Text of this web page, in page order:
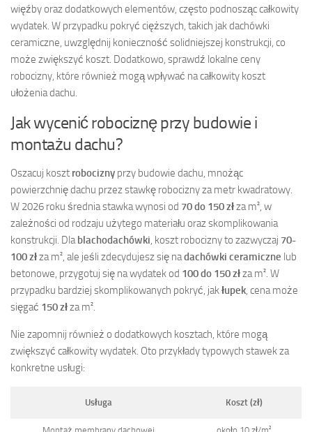
więźby oraz dodatkowych elementów, często podnosząc całkowity
wydatek. W przypadku pokryć cięższych, takich jak dachówki
ceramiczne, uwzględnij konieczność solidniejszej konstrukcji, co
może zwiększyć koszt. Dodatkowo, sprawdź lokalne ceny
robocizny, które również mogą wpływać na całkowity koszt
ułożenia dachu.
Jak wycenić robociznę przy budowie i
montażu dachu?
Oszacuj koszt robocizny przy budowie dachu, mnożąc
powierzchnię dachu przez stawkę robocizny za metr kwadratowy.
W 2026 roku średnia stawka wynosi od 70 do 150 złza m², w
zależności od rodzaju użytego materiału oraz skomplikowania
konstrukcji. Dlablachodachówki, koszt robocizny to zazwyczaj 70-
100 złza m², ale jeśli zdecydujesz się nadachówki ceramiczne lub
betonowe, przygotuj się na wydatek od 100 do 150 złza m². W
przypadku bardziej skomplikowanych pokryć, jakłupek, cena może
sięgać 150 złza m².
Nie zapomnij również o dodatkowych kosztach, które mogą
zwiększyć całkowity wydatek. Oto przykłady typowych stawek za
konkretne usługi:
Usługa Koszt (zł)